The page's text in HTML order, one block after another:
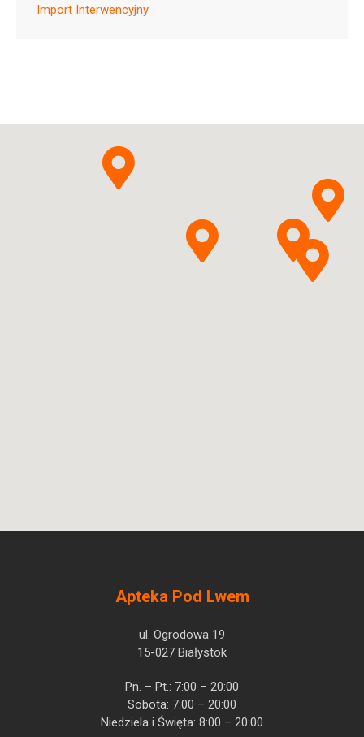
Import Interwencyjny
Apteka Pod Lwem
ul. Ogrodowa 19
15-027 Białystok
Pn. – Pt.: 7:00 – 20:00
Sobota: 7:00 – 20:00
Niedziela i Święta: 8:00 – 20:00